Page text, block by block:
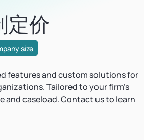
定价
size
features and custom solutions for
Tailored to your firm's
and caseload. Contact us to learn